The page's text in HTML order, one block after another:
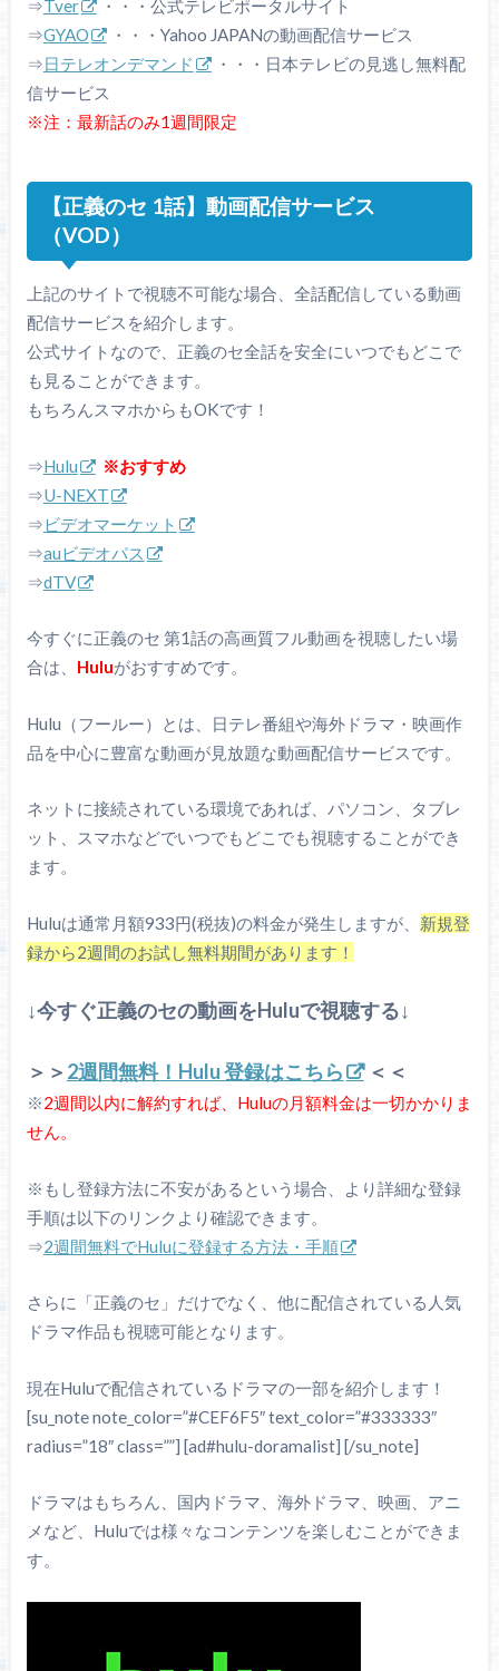
⇒Tver
・・・公式テレビポータルサイト
⇒GYAO
・・・Yahoo JAPANの動画配信サービス
⇒日テレオンデマンド
・・・日本テレビの見逃し無料配
信サービス
※注：最新話のみ1週間限定
【正義のセ 1話】動画配信サービス
（VOD）
上記のサイトで視聴不可能な場合、全話配信している動画
配信サービスを紹介します。
公式サイトなので、正義のセ全話を安全にいつでもどこで
も見ることができます。
もちろんスマホからもOKです！
⇒Hulu
※おすすめ
⇒U-NEXT
⇒ ビデオマーケット
⇒auビデオパス
⇒dTV
今すぐに正義のセ 第1話の高画質フル動画を視聴したい場
合は、 Huluがおすすめです。
Hulu（フールー）とは、日テレ番組や海外ドラマ・映画作
品を中心に豊富な動画が見放題な動画配信サービスです。
ネットに接続されている環境であれば、パソコン、タブレ
ット、スマホなどでいつでもどこでも視聴することができ
ます。
Huluは通常月額933円(税抜)の料金が発生しますが、 新規登
録から2週間のお試し無料期間があります！
↓今すぐ正義のセの動画をHuluで視聴する↓
＞＞ 2週間無料！Hulu 登録はこちら ＜＜
※2週間以内に解約すれば、Huluの月額料金は一切かかりま
せん。
※もし登録方法に不安があるという場合、より詳細な登録
手順は以下のリンクより確認できます。
⇒2週間無料でHuluに登録する方法・手順
さらに「正義のセ」だけでなく、他に配信されている人気
ドラマ作品も視聴可能となります。
現在Huluで配信されているドラマの一部を紹介します！
[su_note note_color=”#CEF6F5″ text_color=”#333333″
radius=”18″ class=””] [ad#hulu-doramalist] [/su_note]
ドラマはもちろん、国内ドラマ、海外ドラマ、映画、アニ
メなど、Huluでは様々なコンテンツを楽しむことができま
す。